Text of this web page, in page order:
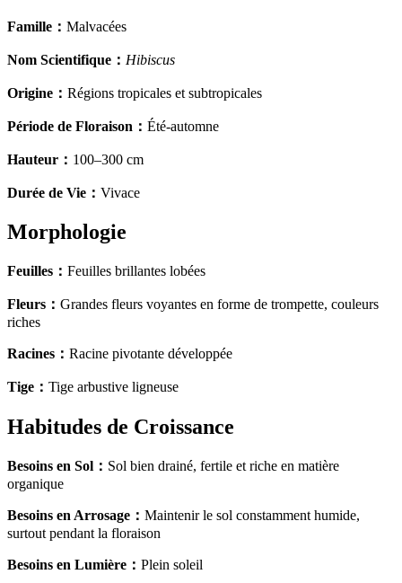
Famille ： Malvacées
Nom Scientifique ： Hibiscus
Origine ： Régions tropicales et subtropicales
Période de Floraison ： Été-automne
Hauteur ： 100–300 cm
Durée de Vie ： Vivace
Morphologie
Feuilles ： Feuilles brillantes lobées
Fleurs ： Grandes fleurs voyantes en forme de trompette, couleurs
riches
Racines ： Racine pivotante développée
Tige ： Tige arbustive ligneuse
Habitudes de Croissance
Besoins en Sol ： Sol bien drainé, fertile et riche en matière
organique
Besoins en Arrosage ： Maintenir le sol constamment humide,
surtout pendant la floraison
Besoins en Lumière ： Plein soleil